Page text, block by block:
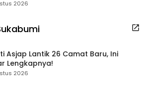
2026
Asjap Lantik 26 Camat Baru, Ini
Lengkapnya!
2026